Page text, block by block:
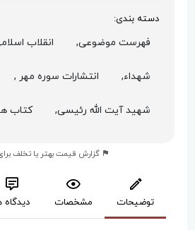
دسته بندی:
فهرست موضوعی, انقلاب
شهداء, انتشارات سوره مهر ,
شهید آیت الله رئیسی, کتاب
گزارش قیمت بهتر یا تخلف
توضیحات مشخصات دیدگاه